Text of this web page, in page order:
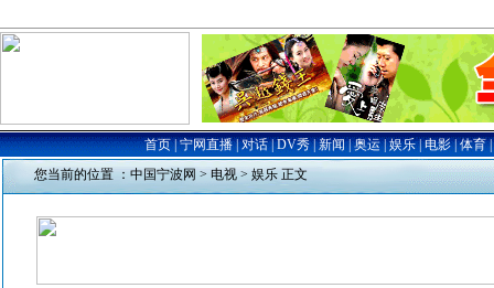
您当前的位置 ： 中国宁波网 > 电视 > 娱乐 正文